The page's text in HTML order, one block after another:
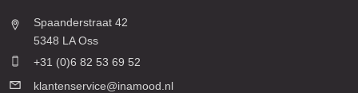
Spaanderstraat 42
5348 LA Oss
+31 (0)6 82 53 69 52
klantenservice@inamood.nl